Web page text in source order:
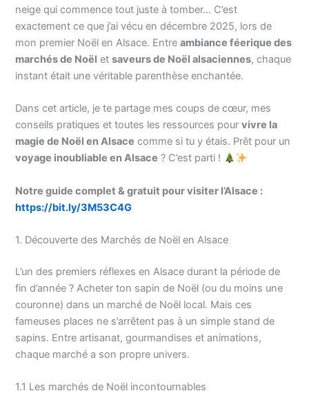
neige qui commence tout juste à tomber… C’est
exactement ce que j’ai vécu en décembre 2025, lors de
mon premier Noël en Alsace. Entreambiance féerique des
marchés de Noël etsaveurs de Noël alsaciennes, chaque
instant était une véritable parenthèse enchantée.
Dans cet article, je te partage mes coups de cœur, mes
conseils pratiques et toutes les ressources pourvivre la
magie de Noël en Alsace comme si tu y étais. Prêt pour un
voyage inoubliable en Alsace ? C’est parti !
Notre guide complet & gratuit pour visiter l’Alsace :
https://bit.ly/3M53C4G
1. Découverte des Marchés de Noël en Alsace
L’un des premiers réflexes en Alsace durant la période de
fin d’année ? Acheter ton sapin de Noël (ou du moins une
couronne) dans un marché de Noël local. Mais ces
fameuses places ne s’arrêtent pas à un simple stand de
sapins. Entre artisanat, gourmandises et animations,
chaque marché a son propre univers.
1.1 Les marchés de Noël incontournables